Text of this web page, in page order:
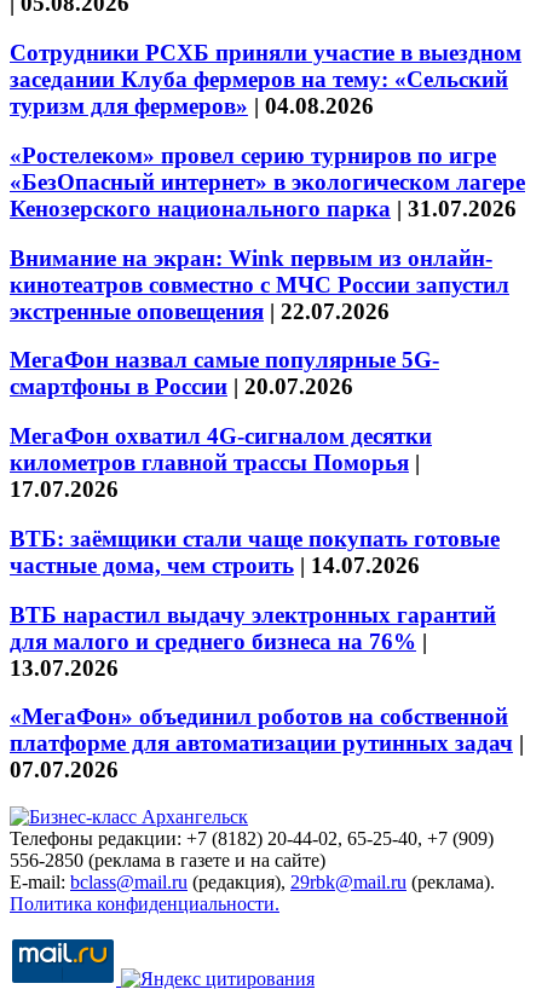
Сотрудники РСХБ приняли участие в выездном
заседании Клуба фермеров на тему: «Сельский
туризм для фермеров» | 04.08.2026
«Ростелеком» провел серию турниров по игре
«БезОпасный интернет» в экологическом лагере
Кенозерского национального парка | 31.07.2026
Внимание на экран: Wink первым из онлайн-
кинотеатров совместно с МЧС России запустил
экстренные оповещения | 22.07.2026
МегаФон назвал самые популярные 5G-
смартфоны в России | 20.07.2026
МегаФон охватил 4G-сигналом десятки
километров главной трассы Поморья |
17.07.2026
ВТБ: заёмщики стали чаще покупать готовые
частные дома, чем строить | 14.07.2026
ВТБ нарастил выдачу электронных гарантий
для малого и среднего бизнеса на 76% |
13.07.2026
«МегаФон» объединил роботов на собственной
платформе для автоматизации рутинных задач |
07.07.2026
Телефоны редакции: +7 (8182) 20-44-02, 65-25-40, +7 (909)
556-2850 (реклама в газете и на сайте)
E-mail: bclass@mail.ru (редакция), 29rbk@mail.ru (реклама).
Политика конфиденциальности.